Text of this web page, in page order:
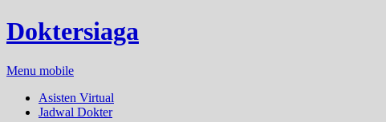
Doktersiaga
Menu mobile
Asisten Virtual
Jadwal Dokter